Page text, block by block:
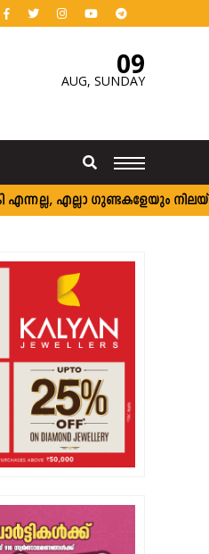
09
AUG, SUNDAY
എല്ലാ ഗുണ്ടകളേയും നിലയ്ക്ക്